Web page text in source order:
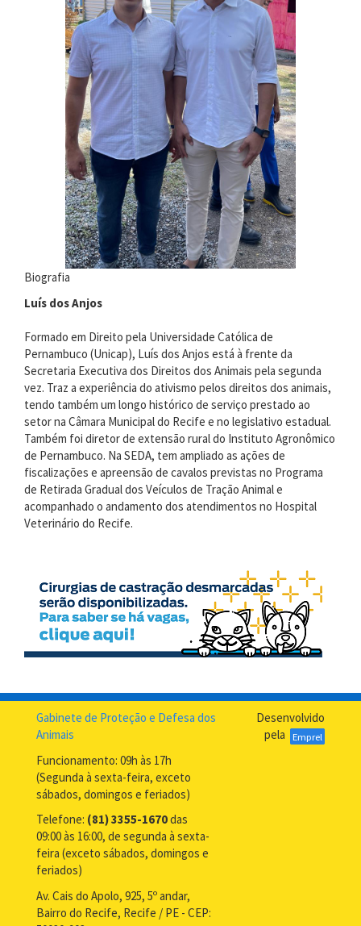
Biografia
Luís dos Anjos
Formado em Direito pela Universidade Católica de
Pernambuco (Unicap), Luís dos Anjos está à frente da
Secretaria Executiva dos Direitos dos Animais pela segunda
vez. Traz a experiência do ativismo pelos direitos dos animais,
tendo também um longo histórico de serviço prestado ao
setor na Câmara Municipal do Recife e no legislativo estadual.
Também foi diretor de extensão rural do Instituto Agronômico
de Pernambuco. Na SEDA, tem ampliado as ações de
fiscalizações e apreensão de cavalos previstas no Programa
de Retirada Gradual dos Veículos de Tração Animal e
acompanhado o andamento dos atendimentos no Hospital
Veterinário do Recife.
Gabinete de Proteção e Defesa dos
Animais
Funcionamento: 09h às 17h
(Segunda à sexta-feira, exceto
sábados, domingos e feriados)
Telefone: (81) 3355-1670das
09:00 às 16:00, de segunda à sexta-
feira (exceto sábados, domingos e
feriados)
Av. Cais do Apolo, 925, 5º andar,
Bairro do Recife, Recife / PE - CEP:
Desenvolvido
pela
Emprel